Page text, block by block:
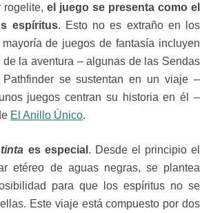
rogelite, el juego se presenta como el
espíritus. Esto no es extraño en los
de juegos de fantasía incluyen
la aventura – algunas de las Sendas
se sustentan en un viaje –
juegos centran su historia en él –
El Anillo Único.
tinta es especial . Desde el principio el
etéreo de aguas negras, se plantea
para que los espíritus no se
Este viaje está compuesto por dos